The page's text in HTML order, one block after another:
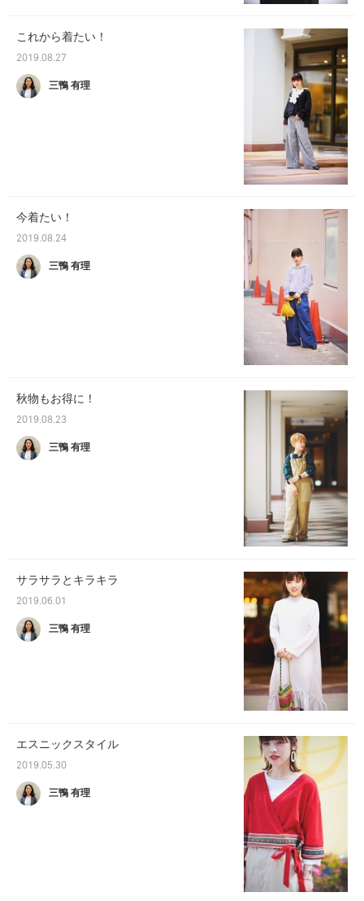
これから着たい！
2019.08.27
三鴨 有理
今着たい！
2019.08.24
三鴨 有理
秋物もお得に！
2019.08.23
三鴨 有理
サラサラとキラキラ
2019.06.01
三鴨 有理
エスニックスタイル
2019.05.30
三鴨 有理